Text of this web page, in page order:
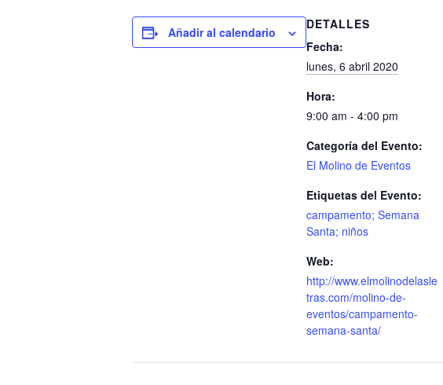
Añadir al calendario
DETALLES
Fecha:
lunes, 6 abril 2020
Hora:
9:00 am - 4:00 pm
Categoría del Evento:
El Molino de Eventos
Etiquetas del Evento:
campamento; Semana
Santa; niños
Web:
http://www.elmolinodelasle
tras.com/molino-de-
eventos/campamento-
semana-santa/